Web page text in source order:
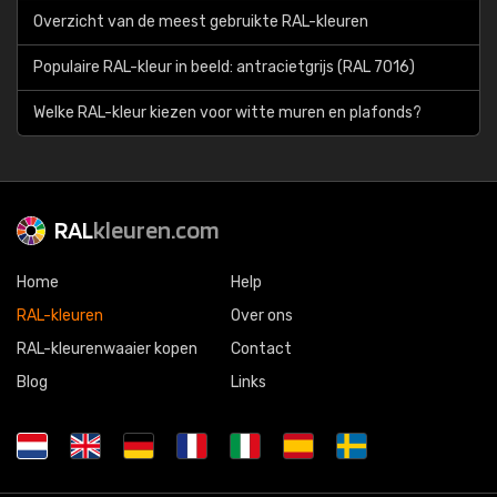
Overzicht van de meest gebruikte RAL-kleuren
Populaire RAL-kleur in beeld: antracietgrijs (RAL 7016)
Welke RAL-kleur kiezen voor witte muren en plafonds?
RALkleuren.com
Home
RAL-kleuren
RAL-kleurenwaaier kopen
Blog
Help
Over ons
Contact
Links